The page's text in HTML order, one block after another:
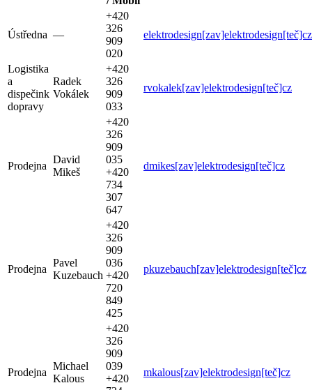
Ústředna —
+420
326
909
020
elektrodesign[zav]elektrodesign[teč]cz
Logistika
a
dispečink
dopravy
Radek
Vokálek
+420
326
909
033
rvokalek[zav]elektrodesign[teč]cz
Prodejna
David
Mikeš
+420
326
909
035
+420
734
307
647
dmikes[zav]elektrodesign[teč]cz
Prodejna
Pavel
Kuzebauch
+420
326
909
036
+420
720
849
425
pkuzebauch[zav]elektrodesign[teč]cz
Prodejna
Michael
Kalous
+420
326
909
039
+420
mkalous[zav]elektrodesign[teč]cz